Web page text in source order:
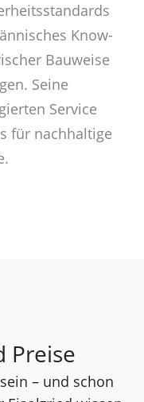
Know-
Bauweise
Seine
Service
für nachhaltige
Preise
– und schon